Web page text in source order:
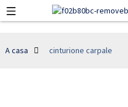
A casa cinturione carpale